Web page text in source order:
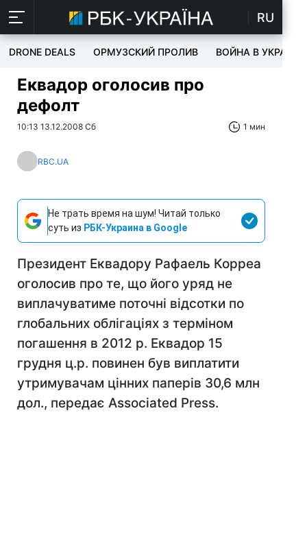
RU
DRONE DEALS ОРМУЗСКИЙ ПРОЛИВ ВОЙНА В УКРАИНЕ
Еквадор оголосив про
дефолт
10:13 13.12.2008 Сб 1 мин
RBC.UA
Не трать время на шум! Читай только
суть из РБК-Украина в Google
Президент Еквадору Рафаель Корреа
оголосив про те, що його уряд не
виплачуватиме поточні відсотки по
глобальних облігаціях з терміном
погашення в 2012 р. Еквадор 15
грудня ц.р. повинен був виплатити
утримувачам цінних паперів 30,6 млн
дол., передає Associated Press.